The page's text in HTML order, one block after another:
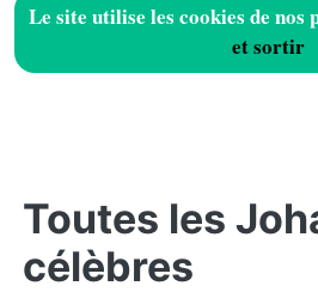
Le site utilise les cookies de
et sortir
Toutes les
célèbres